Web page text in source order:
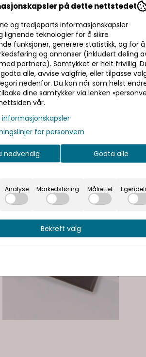
på dette nettstedet
og tredjeparts informasjonskapsler
lignende teknologier for å sikre
funksjoner, generere statistikk, og for å
og annonser (inkludert deling
partnere). Samtykket er helt frivillig.
alle, avvise valgfrie, eller tilpasse
nedenfor. Du kan når som helst
dine samtykker via lenken
vår.
for personvern
nødvendig Godta alle
Analyse Markedsføring Målrettet
Bekreft valg